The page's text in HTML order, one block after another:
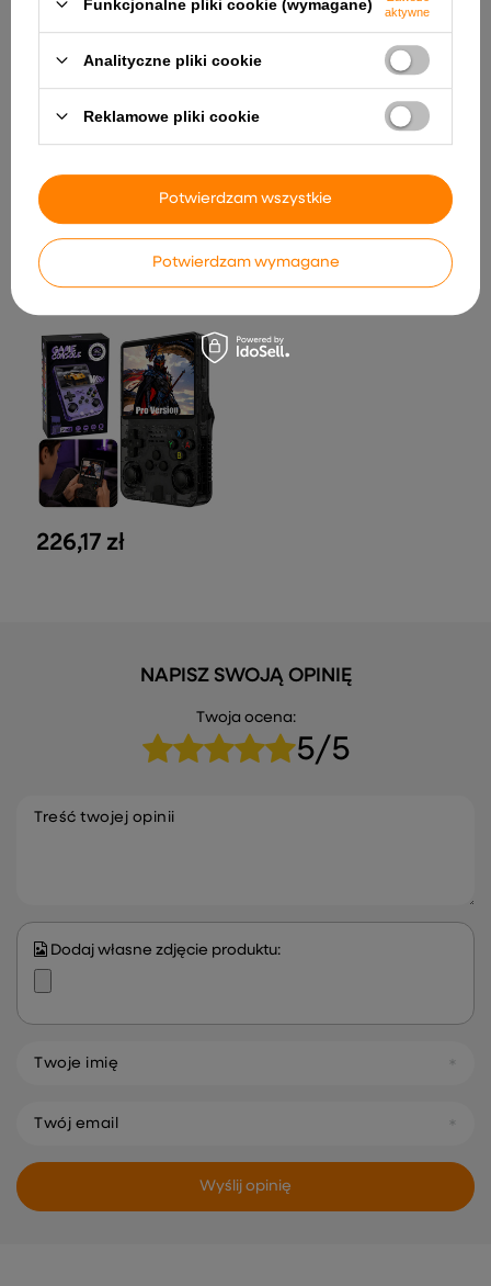
Zestaw Stolik Ogrodowy z
Ławeczkami Dla Dzieci
Dorex Niebieski 5067
142,60 zł
137,11 zł
226,17 zł
NAPISZ SWOJĄ OPINIĘ
Twoja ocena:
5/5
Treść twojej opinii
Dodaj własne zdjęcie produktu:
Twoje imię
Twój email
Wyślij opinię
Funkcjonalne pliki cookie (wymagane)
aktywne
Analityczne pliki cookie
Reklamowe pliki cookie
Potwierdzam wymagane
Potwierdzam wszystkie